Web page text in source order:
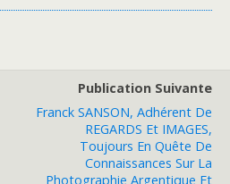
Publication Suivante
Franck SANSON, Adhérent De
REGARDS Et IMAGES,
Toujours En Quête De
Connaissances Sur La
Photographie Argentique Et